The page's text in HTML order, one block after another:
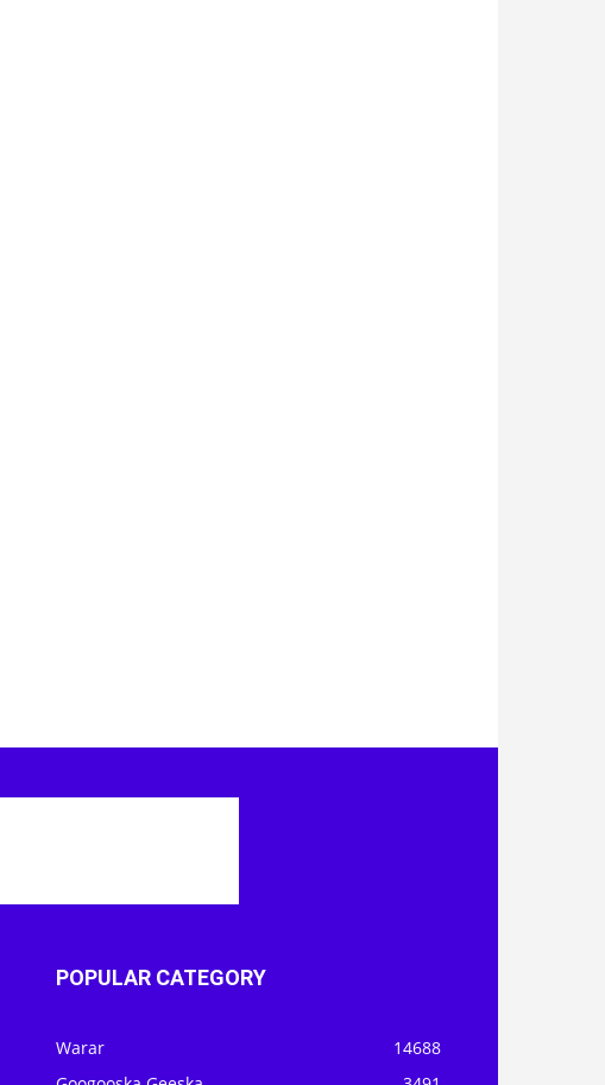
POPULAR CATEGORY
Warar
14688